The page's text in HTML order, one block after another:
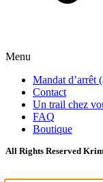
Menu
Mandat d’arrêt
Contact
Un trail chez
FAQ
Boutique
All Rights Reserved